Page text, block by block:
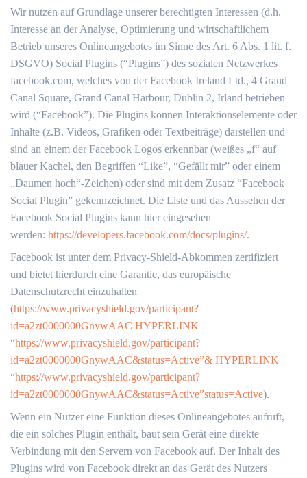
Wir nutzen auf Grundlage unserer berechtigten Interessen (d.h.
Interesse an der Analyse, Optimierung und wirtschaftlichem
Betrieb unseres Onlineangebotes im Sinne des Art. 6 Abs. 1 lit. f.
DSGVO) Social Plugins (“Plugins”) des sozialen Netzwerkes
facebook.com, welches von der Facebook Ireland Ltd., 4 Grand
Canal Square, Grand Canal Harbour, Dublin 2, Irland betrieben
wird (“Facebook”). Die Plugins können Interaktionselemente oder
Inhalte (z.B. Videos, Grafiken oder Textbeiträge) darstellen und
sind an einem der Facebook Logos erkennbar (weißes „f“ auf
blauer Kachel, den Begriffen “Like”, “Gefällt mir” oder einem
„Daumen hoch“-Zeichen) oder sind mit dem Zusatz “Facebook
Social Plugin” gekennzeichnet. Die Liste und das Aussehen der
Facebook Social Plugins kann hier eingesehen
werden: https://developers.facebook.com/docs/plugins/.
Facebook ist unter dem Privacy-Shield-Abkommen zertifiziert
und bietet hierdurch eine Garantie, das europäische
Datenschutzrecht einzuhalten
(https://www.privacyshield.gov/participant?
id=a2zt0000000GnywAAC HYPERLINK
“https://www.privacyshield.gov/participant?
id=a2zt0000000GnywAAC&status=Active”& HYPERLINK
“https://www.privacyshield.gov/participant?
id=a2zt0000000GnywAAC&status=Active”status=Active).
Wenn ein Nutzer eine Funktion dieses Onlineangebotes aufruft,
die ein solches Plugin enthält, baut sein Gerät eine direkte
Verbindung mit den Servern von Facebook auf. Der Inhalt des
Plugins wird von Facebook direkt an das Gerät des Nutzers